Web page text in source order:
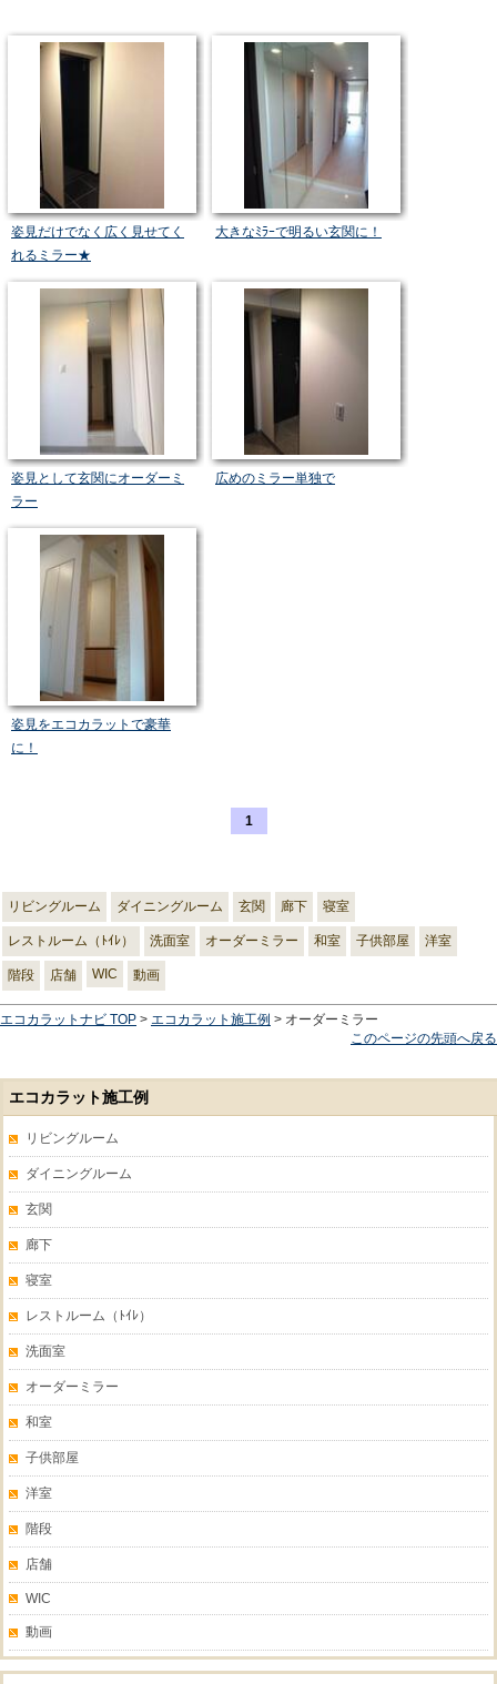
姿見だけでなく広く見せてく
れるミラー★
大きなﾐﾗｰで明るい玄関に！
姿見として玄関にオーダーミ
ラー
広めのミラー単独で
姿見をエコカラットで豪華
に！
1
リビングルーム ダイニングルーム 玄関 廊下 寝室
レストルーム（ﾄｲﾚ） 洗面室 オーダーミラー 和室 子供部屋 洋室
階段 店舗 WIC 動画
エコカラットナビ TOP > エコカラット施工例 > オーダーミラー
このページの先頭へ戻る
エコカラット施工例
リビングルーム
ダイニングルーム
玄関
廊下
寝室
レストルーム（ﾄｲﾚ）
洗面室
オーダーミラー
和室
子供部屋
洋室
階段
店舗
WIC
動画